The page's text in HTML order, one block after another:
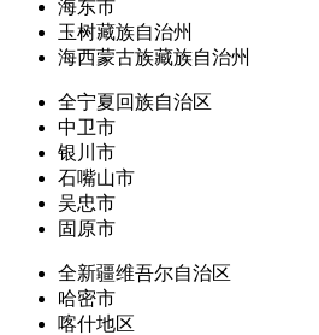
海东市
玉树藏族自治州
海西蒙古族藏族自治州
全宁夏回族自治区
中卫市
银川市
石嘴山市
吴忠市
固原市
全新疆维吾尔自治区
哈密市
喀什地区